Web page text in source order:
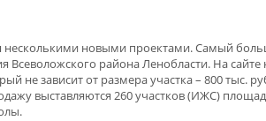
новыми проектами. Самый
Всеволожского района Ленобласти. На
не зависит от размера участка – 800 тыс.
выставляются 260 участков (ИЖС)